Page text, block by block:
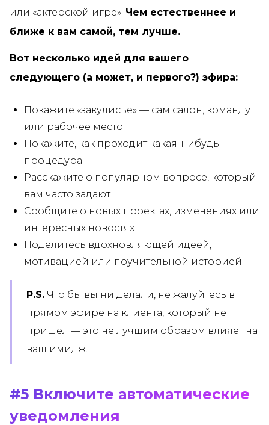
или «актерской игре». Чем естественнее и
ближе к вам самой, тем лучше.
Вот несколько идей для вашего
следующего (а может, и первого?) эфира:
Покажите «закулисье» — сам салон, команду
или рабочее место
Покажите, как проходит какая-нибудь
процедура
Расскажите о популярном вопросе, который
вам часто задают
Сообщите о новых проектах, изменениях или
интересных новостях
Поделитесь вдохновляющей идеей,
мотивацией или поучительной историей
P.S. Что бы вы ни делали, не жалуйтесь в
прямом эфире на клиента, который не
пришёл — это не лучшим образом влияет на
ваш имидж.
#5 Включите автоматические
уведомления